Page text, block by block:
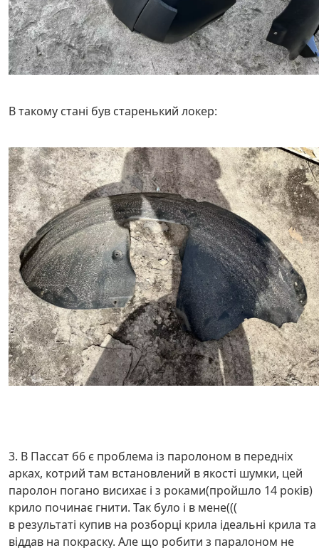
В такому стані був старенький локер:​
3. В Пассат б6 є проблема із паролоном в передніх
арках, котрий там встановлений в якості шумки, цей
паролон погано висихає і з роками(пройшло 14 років)
крило починає гнити. Так було і в мене(((
в результаті купив на розборці крила ідеальні крила та
віддав на покраску. Але що робити з паралоном не